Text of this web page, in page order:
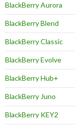
BlackBerry Aurora
BlackBerry Blend
BlackBerry Classic
BlackBerry Evolve
BlackBerry Hub+
BlackBerry Juno
BlackBerry KEY2